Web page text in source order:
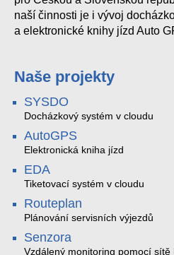
naší činnosti je i vývoj
a elektronické knihy jízd Auto
Naše projekty
SYSDO
Docházkový systém v cloudu
AutoGPS
Elektronická kniha jízd
EDA
Tiketovací systém v cloudu
Routeplan
Plánování servisních výjezdů
Senzora
Vzdálený monitoring pomocí sítě